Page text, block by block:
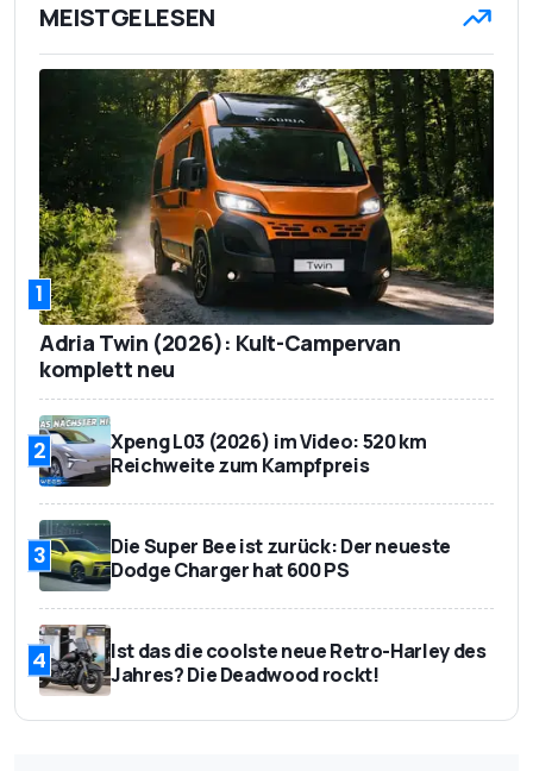
MEISTGELESEN
1
Adria Twin (2026): Kult-Campervan
komplett neu
2
Xpeng L03 (2026) im Video: 520 km
Reichweite zum Kampfpreis
3
Die Super Bee ist zurück: Der neueste
Dodge Charger hat 600 PS
4
Ist das die coolste neue Retro-Harley des
Jahres? Die Deadwood rockt!